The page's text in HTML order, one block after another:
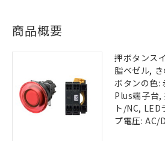
商品概要
押ボタンス
脂ベゼル,
ボタンの色:
Plus端子台,
ト/NC, LED
プ電圧: AC/